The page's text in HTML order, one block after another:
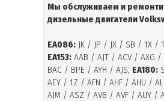
Мы обслуживаем и
дизельные двигатели
EA086: JK / JP / JX / SB / 1X /
EA153: AAB / AJT / ACV / AXG /
BAC / BPE / AYH / AJS; EA180:
AEY / 1Z / AFN / AHF / AHU /
AJM / ASZ / AVB / AVF / AUY /